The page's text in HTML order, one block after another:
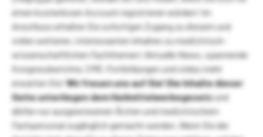
einen kostenlosen Account registrieren würden! Im
Anschluss erhalten Sie sofortigen Zugang zu diesem und
vielen weiteren, interessanten Inhalten zu medizinisch-
wissenschaftlichen Fachthemen! Aktuelle News, spannende
Kongressberichte, CME-Fortbildungen und vieles mehr
erwarten Sie!Wir freuen uns auf Sie!Die Inhalte dieser
Seite unterliegen dem Heilmittelwerbegesetzund
dürfen nur ausgewiesenen Ärzten und medizinischem
Fachpersonal zugänglich gemacht werden. Wenn Sie der